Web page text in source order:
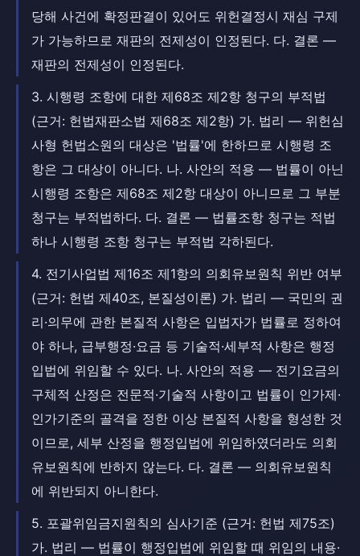
당해 사건에 확정판결이 있어도 위헌결정시 재심 구제
가 가능하므로 재판의 전제성이 인정된다. 다. 결론 —
재판의 전제성이 인정된다.
3. 시행령 조항에 대한 제68조 제2항 청구의 부적법
(근거: 헌법재판소법 제68조 제2항) 가. 법리 — 위헌심
사형 헌법소원의 대상은 '법률'에 한하므로 시행령 조
항은 그 대상이 아니다. 나. 사안의 적용 — 법률이 아닌
시행령 조항은 제68조 제2항 대상이 아니므로 그 부분
청구는 부적법하다. 다. 결론 — 법률조항 청구는 적법
하나 시행령 조항 청구는 부적법 각하된다.
4. 전기사업법 제16조 제1항의 의회유보원칙 위반 여부
(근거: 헌법 제40조, 본질성이론) 가. 법리 — 국민의 권
리·의무에 관한 본질적 사항은 입법자가 법률로 정하여
야 하나, 급부행정·요금 등 기술적·세부적 사항은 행정
입법에 위임할 수 있다. 나. 사안의 적용 — 전기요금의
구체적 산정은 전문적·기술적 사항이고 법률이 인가제·
인가기준의 골격을 정한 이상 본질적 사항을 형성한 것
이므로, 세부 산정을 행정입법에 위임하였더라도 의회
유보원칙에 반하지 않는다. 다. 결론 — 의회유보원칙
에 위반되지 아니한다.
5. 포괄위임금지원칙의 심사기준 (근거: 헌법 제75조)
가. 법리 — 법률이 행정입법에 위임할 때 위임의 내용·